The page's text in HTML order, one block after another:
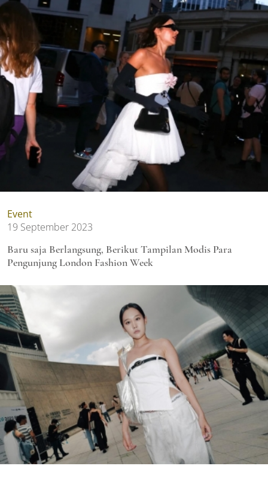
Event
19 September 2023
Baru saja Berlangsung, Berikut Tampilan Modis Para
Pengunjung London Fashion Week